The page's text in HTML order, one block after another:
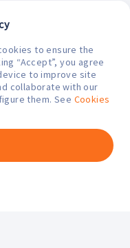
ayudarte hoy?
to ensure the
“Accept”, you agree
to improve site
collaborate with our
them. See Cookies